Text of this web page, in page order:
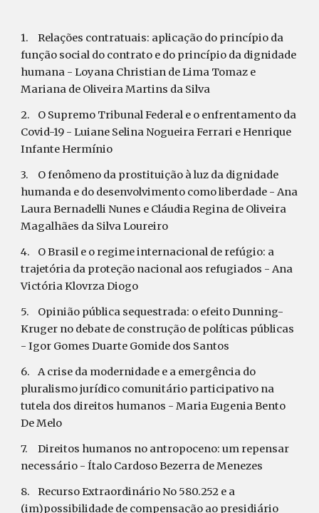
1.
Relações contratuais: aplicação do princípio da
função social do contrato e do princípio da dignidade
humana - Loyana Christian de Lima Tomaz e
Mariana de Oliveira Martins da Silva
2.
O Supremo Tribunal Federal e o enfrentamento da
Covid-19 - Luiane Selina Nogueira Ferrari e Henrique
Infante Hermínio
3.
O fenômeno da prostituição à luz da dignidade
humanda e do desenvolvimento como liberdade - Ana
Laura Bernadelli Nunes e Cláudia Regina de Oliveira
Magalhães da Silva Loureiro
4.
O Brasil e o regime internacional de refúgio: a
trajetória da proteção nacional aos refugiados - Ana
Victória Klovrza Diogo
5.
Opinião pública sequestrada: o efeito Dunning-
Kruger no debate de construção de políticas públicas
- Igor Gomes Duarte Gomide dos Santos
6.
A crise da modernidade e a emergência do
pluralismo jurídico comunitário participativo na
tutela dos direitos humanos - Maria Eugenia Bento
De Melo
7.
Direitos humanos no antropoceno: um repensar
necessário - Ítalo Cardoso Bezerra de Menezes
8.
Recurso Extraordinário No 580.252 e a
(im)possibilidade de compensação ao presidiário